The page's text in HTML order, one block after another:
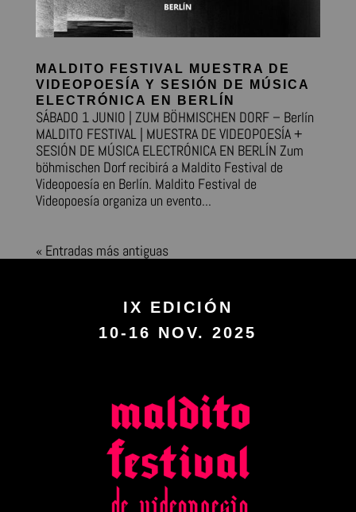
MALDITO FESTIVAL MUESTRA DE
VIDEOPOESÍA Y SESIÓN DE MÚSICA
ELECTRÓNICA EN BERLÍN
SÁBADO 1 JUNIO | ZUM BÖHMISCHEN DORF – Berlín
MALDITO FESTIVAL | MUESTRA DE VIDEOPOESÍA +
SESIÓN DE MÚSICA ELECTRÓNICA EN BERLÍN Zum
böhmischen Dorf recibirá a Maldito Festival de
Videopoesía en Berlín. Maldito Festival de
Videopoesía organiza un evento...
« Entradas más antiguas
IX EDICIÓN
10-16 NOV. 2025